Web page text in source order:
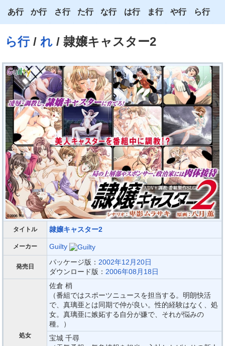
ら行/ れ / 隷嬢キャスター2
あ行
い
う
え
お
か行
き
く
け
こ
さ行
し
す
せ
そ
た行
ち
つ
て
と
な行
に
ぬ
ね
の
は行
ひ
ふ
へ
ほ
ま行
み
む
め
も
や行
よ
わ
ら行
る
れ
ろ
タイトル 隷嬢キャスター2
メーカー Guilty
発売日
パッケージ版： 2002年12月20日
ダウンロード版： 2006年08月18日
処女
佐倉 梢
（番組ではスポーツニュースを担当する。明朗快活
で、真璃亜とは同期で仲が良い。性的経験はなく、処
女。真璃亜に嫉妬する自分が嫌で、それが悩みの
種。）
宝城 千尋